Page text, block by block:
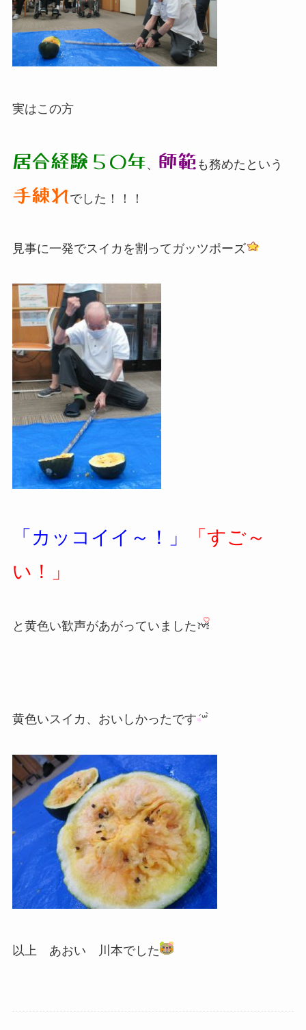
実はこの方
居合経験５０年、 師範 も務めたという
手練れ でした！！！
見事に一発でスイカを割ってガッツポーズ
「カッコイイ～！」
「すご～
い！」
と黄色い歓声があがっていました
黄色いスイカ、おいしかったです
以上 あおい 川本でした